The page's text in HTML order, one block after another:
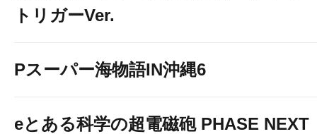
トリガーVer.
Pスーパー海物語IN沖縄6
eとある科学の超電磁砲 PHASE NEXT